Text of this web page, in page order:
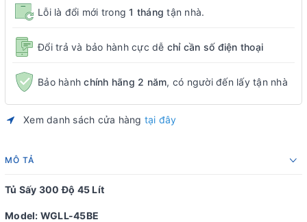
Lỗi là đổi mới trong1 tháng tận nhà.
Đổi trả và bảo hành cực dễ chỉ cần số điện thoại
Bảo hànhchính hãng 2 năm, có người đến lấy tận nhà
Xem danh sách cửa hàng tại đây
MÔ TẢ
Tủ Sấy 300 Độ 45 Lít
Model: WGLL-45BE